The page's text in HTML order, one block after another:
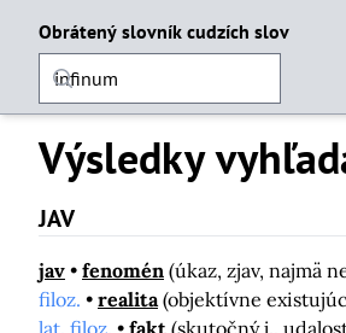
Obrátený slovník cudzích slov
Výsledky
JAV
jav fenomén (úkaz, zjav, najmä
filoz.
realita (objektívne
lat. filoz.
fakt (skutočný j.,